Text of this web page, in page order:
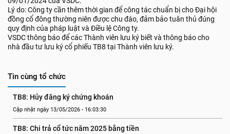
Lý do: Công ty cần thêm thời gian để công tác chuẩn bị cho Đại hội
đồng cổ đông thường niên được chu đáo, đảm bảo tuân thủ đúng
quy định của pháp luật và Điều lệ Công ty.
VSDC thông báo để các Thành viên lưu ký biết và thông báo cho
nhà đầu tư lưu ký cổ phiếu TB8 tại Thành viên lưu ký.
Tin cùng tổ chức
TB8: Hủy đăng ký chứng khoán
Cập nhật ngày 13/05/2026 - 16:03:30
TB8: Chi trả cổ tức năm 2025 bằng tiền